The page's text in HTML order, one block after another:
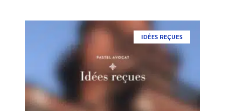
IDÉES REÇUES